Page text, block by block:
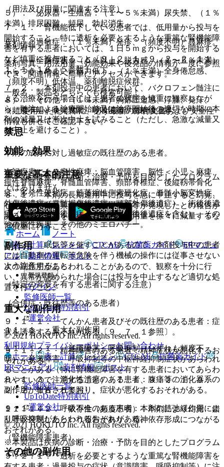
５）． 泌尿器・生殖器：（１〜５％未満）尿失禁、（１％
未満）排尿困難、頻尿、勃起消失。
６）． 過敏症：（１％未満）発疹、（頻度不明）蕁麻疹。
７）． 全身症状：（５％以上）脱力感、（１〜５％未満）
ふらつき、めまい、筋力低下、（１％未満）全身倦怠感、
（頻度不明）低体温、薬剤離脱症候群。
８）． その他：（１％未満）胸部圧迫感、浮腫、発汗、
（頻度不明）味覚異常、呼吸困難、血糖値上昇。
禁忌
本剤の成分に対し過敏症の既往歴のある患者。
重要な基本的注意
８．１． 本剤の長期連用中に投与を急に中止すると幻覚、
せん妄、錯乱、興奮状態、痙攣発作等が発現したとの報告が
あるので、投与を中止する場合は、用量を徐々に減量するな
ど慎重に行うこと。
８．２． 眠気等を催すことがあるので、本剤投与中の患者
には自動車の運転等危険を伴う機械の操作には従事させない
よう注意すること。
（特定の背景を有する患者に関する注意）
（合併症・既往歴等のある患者）
９．１．１． てんかん患者及びその既往歴のある患者：症
状を誘発するおそれがある〔９．７．１参照〕。
９．１．２． 精神障害のある患者：精神症状が悪化するお
それがある。
９．１．３． 消化性潰瘍のある患者：腹痛等の消化器系の
副作用が報告されており、症状が悪化するおそれがある。
９．１．４． 呼吸不全のある患者：本剤の筋弛緩作用によ
り呼吸抑制があらわれるおそれがある。
（腎機能障害患者）
９．２．１． 透析を必要とするような重篤な腎機能障害を
（用法及び用量に関連する注意）
７．１． 腎機能低下している患者では、低用量から投与を
開始すること。特に透析を必要とするような重篤な腎機能障
害を有する患者においては、１日５ｍｇから投与を開始する
など慎重に投与すること〔９．２．１、９．２．２、１１．
１．１、１６．５参照〕。
７．２． 本剤投与中の患者において、バクロフェン髄注に
よる治療を行う場合には、患者の状態を慎重に観察しなが
ら、髄注による治療開始前又は治療開始後の適切な時期に本
剤の減量又は漸次中止を試みること（ただし、急激な減量又
は中止を避けること）。
効能・効果
次記疾患による痙性麻痺：脳血管障害、脳性＜小児＞麻痺、
痙性脊髄麻痺、脊髄血管障害、頸部脊椎症、後縦靱帯骨化
症、多発性硬化症、筋萎縮性側索硬化症、脊髄小脳変性症、
外傷後遺症（脊髄損傷後遺症、頭部外傷後遺症）、術後後遺
症（脳腫瘍術後後遺症・脊髄腫瘍術後後遺症を含む）、その
他の脳性疾患、その他のミエロパチー。
副作用
次の副作用があらわれることがあるので、観察を十分に行
い、異常が認められた場合には投与を中止するなど適切な処
置を行うこと。
重大な副作用
１１．１． 重大な副作用
１１．１．１． 意識障害、呼吸抑制（いずれも頻度不
明）：意識障害、呼吸抑制等の中枢神経抑制症状があらわれ
ることがある（特に腎機能障害を有する患者においてあらわ
れやすいので注意すること）〔７．１、９．２．１、９．
２．２、１６．５参照〕。
１１．１．２． 依存性（頻度不明）：本剤により幻覚・錯
乱等が発現したという報告があり、精神依存形成につながる
おそれがある。
その他の副作用
薬剤情報
薬剤写真、用法用量、効能効果や後発品の情報が一度に参照
でき、関連情報へ簡単にアクセスができます。
一般名、製品名どちらでも検索可能！
※ ご使用いただく際に、必ず最新の添付文書および安全性
情報も併せてご確認下さい。
※本製品は疾病の診断・治療・予防を目的としたプログラム
ではありません。
ホーム
ノート
表・計算
レジメン CTCAE 抗菌薬ガイド
ERマニュ
アル
薬剤情報 ポスト
新規登録
ログイン
監修医師一覧
UpToDate特別割引
運営会社
© 2021 HOKUTO Inc. All rights reserved.
利用規約プライバシーポリシーお問い合わせ
ホーム
表・計算 レジメン CTCAE
抗菌薬ガイド
ERマニュアル
薬剤情報 ポスト
監修医師一覧
UpToDate特別割引
運営会社
© 2021 HOKUTO Inc. All rights reserved.
※本製品は疾病の診断・治療・予防を目的としたプログラム
ではありません。